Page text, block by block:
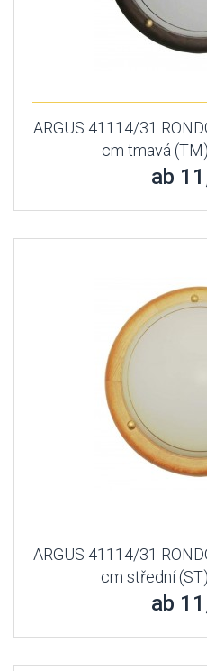
ARGUS 41114/31
cm tmavá
ab
ARGUS 41114/31
cm střední
ab